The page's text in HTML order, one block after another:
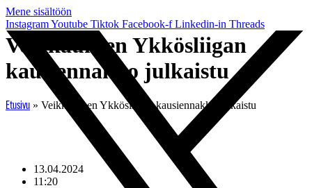
Mene sisältöön
InstagramYoutube Tiktok Facebook-f Linkedin-in Threads
Veikkauksen Ykkösliigan
kausiennakko julkaistu
Etusivu » Veikkauksen Ykkösliigan kausiennakko julkaistu
13.04.2024
11:20